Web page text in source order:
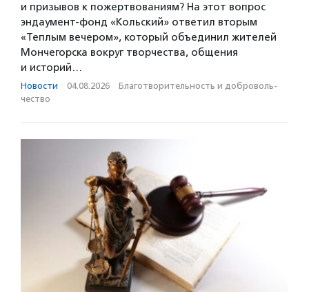
и призывов к пожертвованиям? На этот вопрос
эндаумент-фонд «Кольский» ответил вторым
«Теплым вечером», который объединил жителей
Мончегорска вокруг творчества, общения
и историй…
Новости · 04.08.2026 · Благотвори­тель­ность и доброволь­
чест­во